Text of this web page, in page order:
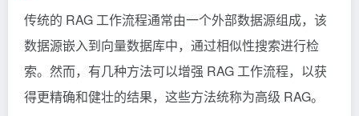
传统的 RAG 工作流程通常由一个外部数据源组成，该
数据源嵌入到向量数据库中，通过相似性搜索进行检
索。然而，有几种方法可以增强 RAG 工作流程，以获
得更精确和健壮的结果，这些方法统称为高级 RAG。